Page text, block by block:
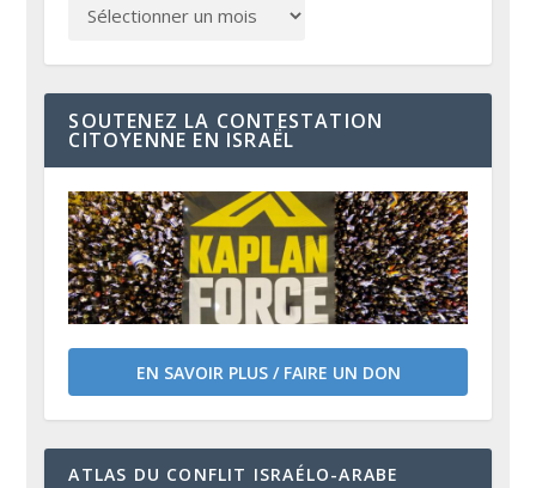
SOUTENEZ LA CONTESTATION
CITOYENNE EN ISRAËL
EN SAVOIR PLUS / FAIRE UN DON
ATLAS DU CONFLIT ISRAÉLO-ARABE